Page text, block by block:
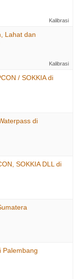
Kalibrasi
Lahat dan
Kalibrasi
/ SOKKIA di
di
SOKKIA DLL di
Palembang